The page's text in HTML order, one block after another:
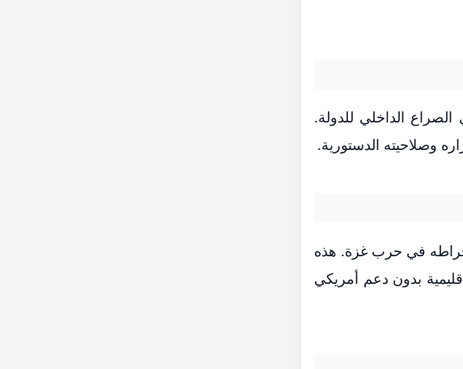
الداخلي للدولة.
وصلاحيته الدستورية.
في حرب غزة. هذه
بدون دعم أمريكي